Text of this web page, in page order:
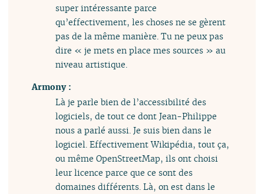
super intéressante parce
qu’effectivement, les choses ne se gèrent
pas de la même manière. Tu ne peux pas
dire « je mets en place mes sources » au
niveau artistique.
Armony :
Là je parle bien de l’accessibilité des
logiciels, de tout ce dont Jean-Philippe
nous a parlé aussi. Je suis bien dans le
logiciel. Effectivement Wikipédia, tout ça,
ou même OpenStreetMap, ils ont choisi
leur licence parce que ce sont des
domaines différents. Là, on est dans le